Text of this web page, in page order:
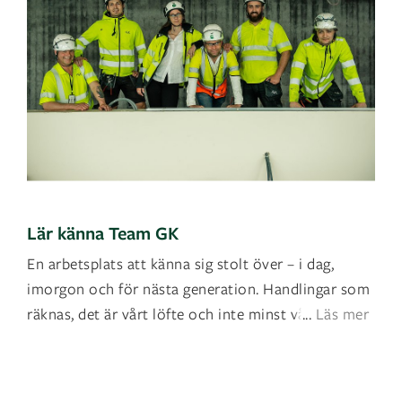
Lär känna Team GK
En arbetsplats att känna sig stolt över – i dag,
imorgon och för nästa generation. Handlingar som
räknas, det är vårt löfte och inte minst vå... Läs mer